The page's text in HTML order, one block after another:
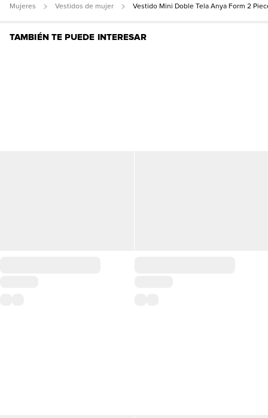
Mujeres Vestidos de mujer Vestido Mini Doble Tela Anya Form 2
TAMBIÉN TE PUEDE INTERESAR